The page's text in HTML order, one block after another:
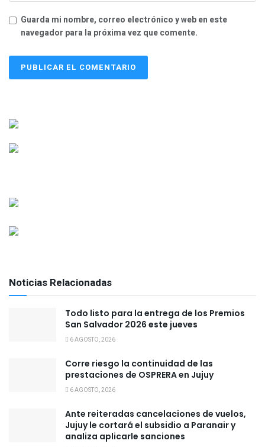
Guarda mi nombre, correo electrónico y web en este
navegador para la próxima vez que comente.
Noticias Relacionadas
Todo listo para la entrega de los Premios
San Salvador 2026 este jueves
6 AGOSTO, 2026
Corre riesgo la continuidad de las
prestaciones de OSPRERA en Jujuy
6 AGOSTO, 2026
Ante reiteradas cancelaciones de vuelos,
Jujuy le cortará el subsidio a Paranair y
analiza aplicarle sanciones